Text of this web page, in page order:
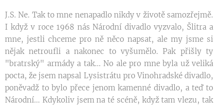
J.S. Ne. Tak to mne nenapadlo nikdy v životě samozřejmě.
I když v roce 1968 nás Národní divadlo vyzvalo, Šlitra a
mne, jestli chceme pro ně něco napsat, ale my jsme si
nějak netroufli a nakonec to vyšumělo. Pak přišly ty
"bratrský" armády a tak... No ale pro mne byla už veliká
pocta, že jsem napsal Lysistrátu pro Vinohradské divadlo,
poněvadž to bylo přece jenom kamenné divadlo, a teď to
Národní... Kdykoliv jsem na té scéně, když tam vlezu, tak